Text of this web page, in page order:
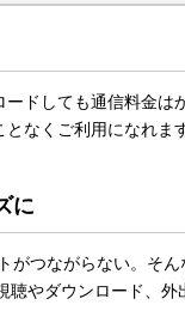
ドしても通信料金は
なくご利用になれます
に
つながらない。そ
やダウンロード、